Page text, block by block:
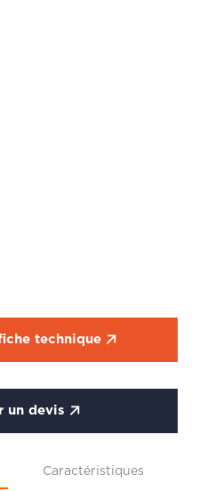
technique
un devis
Caractéristiques